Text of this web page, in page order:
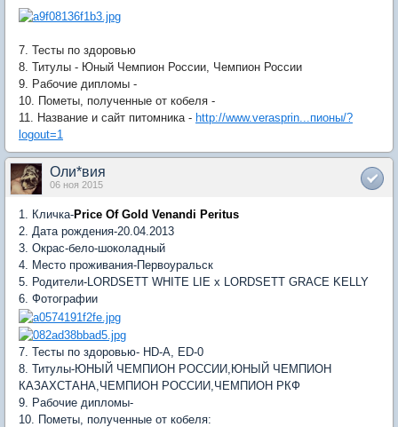
7. Тесты по здоровью
8. Титулы - Юный Чемпион России, Чемпион России
9. Рабочие дипломы -
10. Пометы, полученные от кобеля -
11. Название и сайт питомника - http://www.verasprin...пионы/?
logout=1
Оли*вия
06 ноя 2015
1. Кличка-Price Of Gold Venandi Peritus
2. Дата рождения-20.04.2013
3. Окрас-бело-шоколадный
4. Место проживания-Первоуральск
5. Родители-LORDSETT WHITE LIE x LORDSETT GRACE KELLY
6. Фотографии
7. Тесты по здоровью- HD-A, ED-0
8. Титулы-ЮНЫЙ ЧЕМПИОН РОССИИ,ЮНЫЙ ЧЕМПИОН
КАЗАХСТАНА,ЧЕМПИОН РОССИИ,ЧЕМПИОН РКФ
9. Рабочие дипломы-
10. Пометы, полученные от кобеля: